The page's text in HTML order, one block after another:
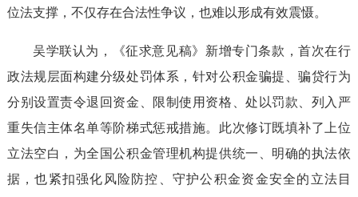
位法支撑，不仅存在合法性争议，也难以形成有效震慑。
吴学联认为，《征求意见稿》新增专门条款，首次在行
政法规层面构建分级处罚体系，针对公积金骗提、骗贷行为
分别设置责令退回资金、限制使用资格、处以罚款、列入严
重失信主体名单等阶梯式惩戒措施。此次修订既填补了上位
立法空白，为全国公积金管理机构提供统一、明确的执法依
据，也紧扣强化风险防控、守护公积金资金安全的立法目